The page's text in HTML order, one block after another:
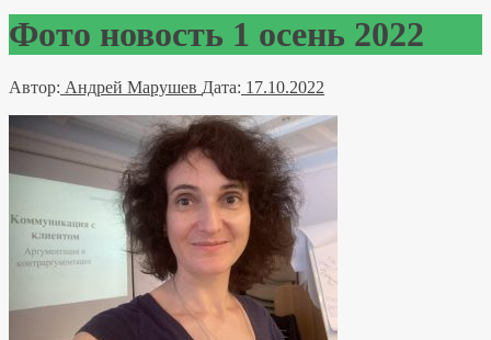
Фото новость 1 осень 2022
Автор: Андрей Марушев Дата: 17.10.2022